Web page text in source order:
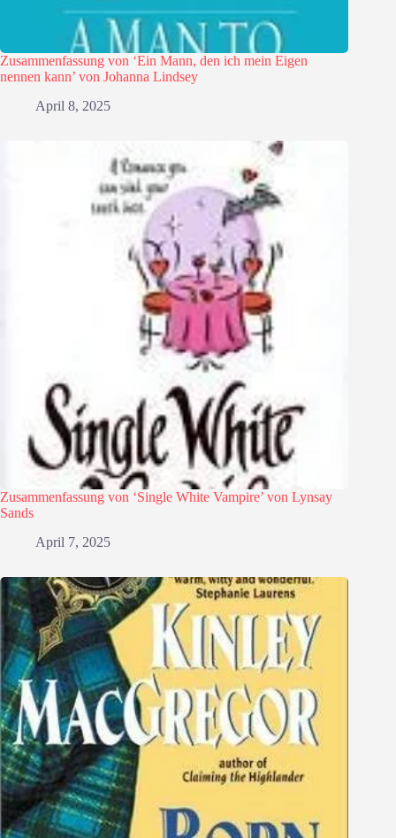
Zusammenfassung von ‘Ein Mann, den ich mein Eigen
nennen kann’ von Johanna Lindsey
April 8, 2025
Zusammenfassung von ‘Single White Vampire’ von Lynsay
Sands
April 7, 2025